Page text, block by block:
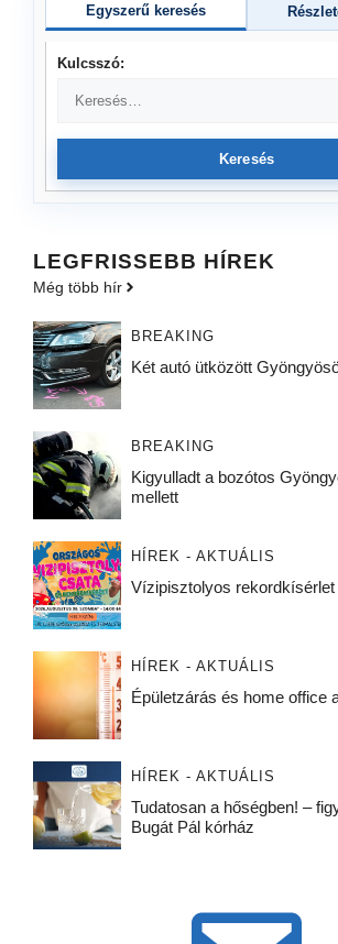
Egyszerű keresés
Kulcsszó:
Keresés
LEGFRISSEBB HÍREK
Még több hír
BREAKING
Két autó ütközött
BREAKING
Kigyulladt a bozótos
mellett
HÍREK - AKTUÁLIS
Vízipisztolyos rekordkísérlet
HÍREK - AKTUÁLIS
Épületzárás és home office
HÍREK - AKTUÁLIS
Tudatosan a hőségben! –
Bugát Pál kórház